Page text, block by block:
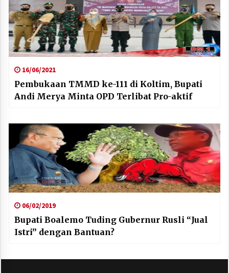
16/06/2021
Pembukaan TMMD ke-111 di Koltim, Bupati
Andi Merya Minta OPD Terlibat Pro-aktif
06/02/2019
Bupati Boalemo Tuding Gubernur Rusli “Jual
Istri” dengan Bantuan?